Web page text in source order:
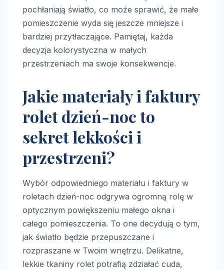
pochłaniają światło, co może sprawić, że małe
pomieszczenie wyda się jeszcze mniejsze i
bardziej przytłaczające. Pamiętaj, każda
decyzja kolorystyczna w małych
przestrzeniach ma swoje konsekwencje.
Jakie materiały i faktury
rolet dzień-noc to
sekret lekkości i
przestrzeni?
Wybór odpowiedniego materiału i faktury w
roletach dzień-noc odgrywa ogromną rolę w
optycznym powiększeniu małego okna i
całego pomieszczenia. To one decydują o tym,
jak światło będzie przepuszczane i
rozpraszane w Twoim wnętrzu. Delikatne,
lekkie tkaniny rolet potrafią zdziałać cuda,